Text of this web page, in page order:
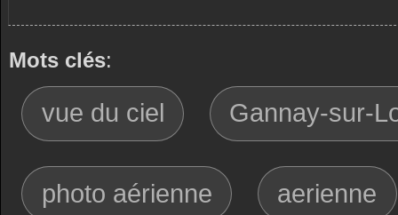
Mots clés:
vue du ciel Gannay-sur-
photo aérienne aerienne